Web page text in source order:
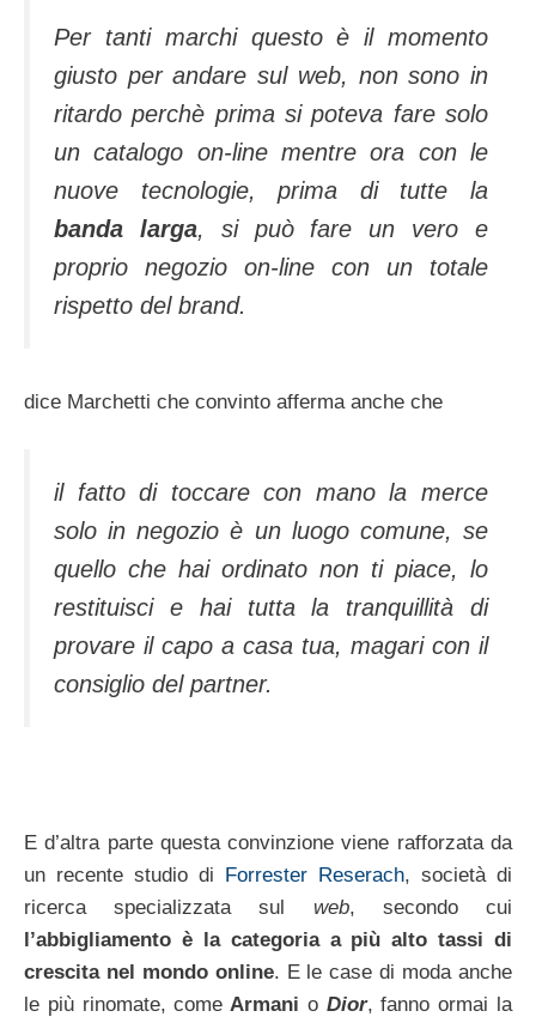
Per tanti marchi questo è il momento
giusto per andare sul web, non sono in
ritardo perchè prima si poteva fare solo
un catalogo on-linementre ora con le
nuove tecnologie, prima di tutte la
banda larga, si può fare un vero e
proprio negozio on-line con un totale
rispetto del brand.
dice Marchetti che convinto afferma anche che
il fatto di toccare con mano la merce
solo in negozio è un luogo comune, se
quello che hai ordinato non ti piace, lo
restituisci e hai tutta la tranquillità di
provare il capo a casa tua, magari con il
consiglio del partner.
E d’altra parte questa convinzione viene rafforzata da
un recente studio di Forrester Reserach, società di
ricerca specializzata sul web, secondo cui
l’abbigliamento è la categoria a più alto tassi di
crescita nel mondo online. E le case di moda anche
le più rinomate, come Armani o Dior, fanno ormai la